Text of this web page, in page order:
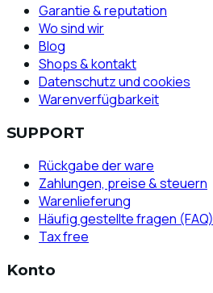
Garantie & reputation
Wo sind wir
Blog
Shops & kontakt
Datenschutz und cookies
Warenverfügbarkeit
SUPPORT
Rückgabe der ware
Zahlungen, preise & steuern
Warenlieferung
Häufig gestellte fragen (FAQ)
Tax free
Konto